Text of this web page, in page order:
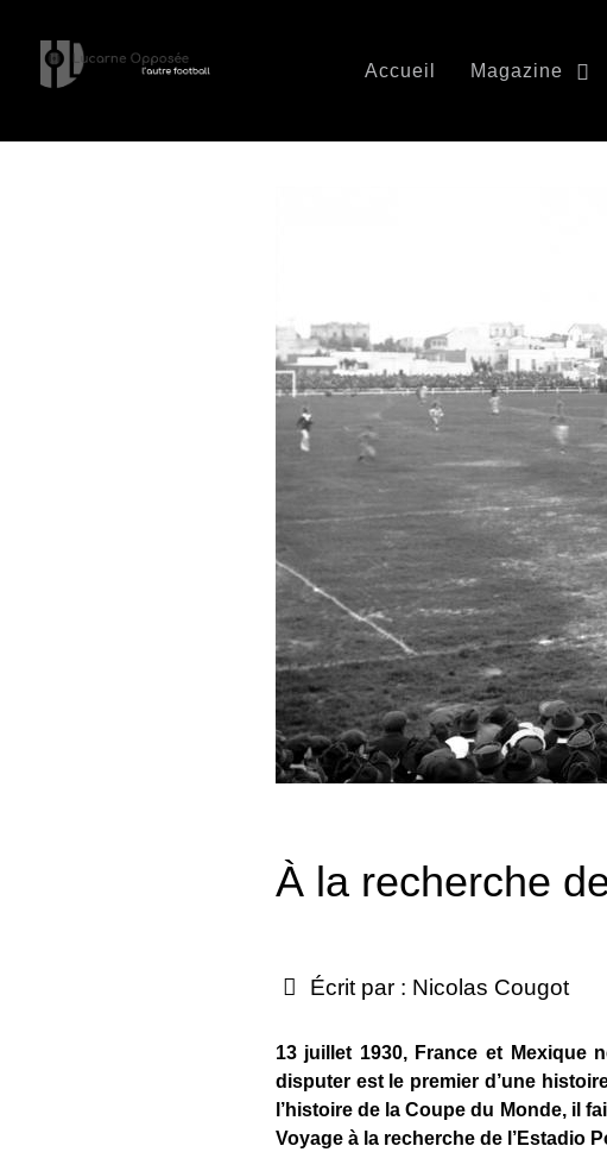
Accueil Magazine
À la recherche
Écrit par : Nicolas Cougot
13 juillet 1930, France et Mexique
disputer est le premier d’une
l’histoire de la Coupe du Monde, il
Voyage à la recherche de l’Estadio